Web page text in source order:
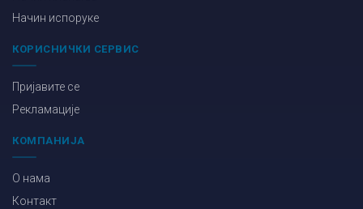
Начин испоруке
КОРИСНИЧКИ СЕРВИС
Пријавите се
Рекламације
КОМПАНИЈА
О нама
Контакт